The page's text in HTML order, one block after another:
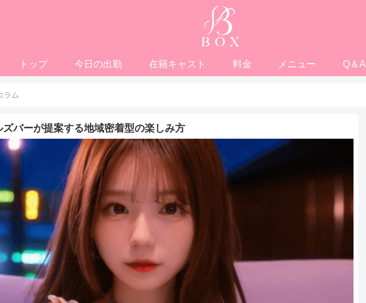
トップ 今日の出勤 在籍キャスト 料金 メニュー Q＆A
ラム
バーが提案する地域密着型の楽しみ方